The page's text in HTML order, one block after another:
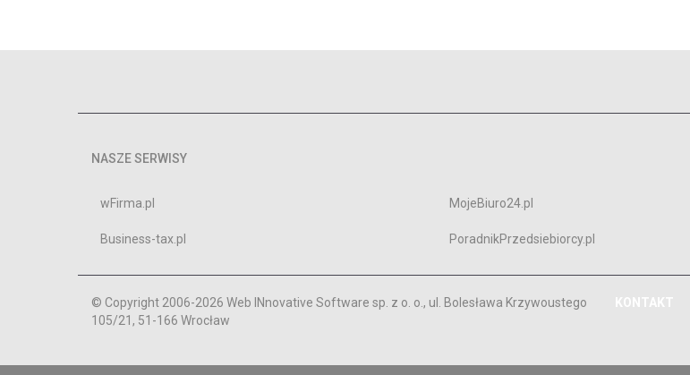
NASZE SERWISY
wFirma.pl
Business-tax.pl
MojeBiuro24.pl
PoradnikPrzedsiebiorcy.pl
© Copyright 2006-2026 Web INnovative Software sp. z o. o., ul. Bolesława Krzywoustego
105/21, 51-166 Wrocław
KONTAKT